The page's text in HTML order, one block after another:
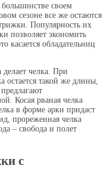
своем
сезоне все же остаются
Популярность их
позволяет экономить
касается обладательниц
челка. При
остается такой же длины,
Косая рваная челка
в форме арки придаст
прореженная челка
– свобода и полет
с